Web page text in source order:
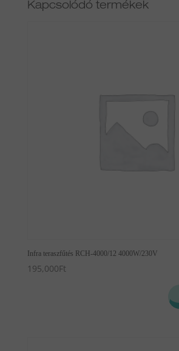
Kapcsolódó termékek
Infra teraszfűtés RCH-4000/12 4000W/230V
195,000Ft